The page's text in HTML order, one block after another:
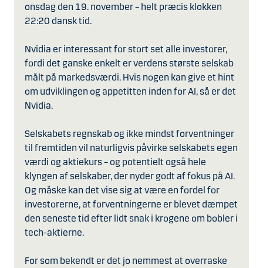
onsdag den 19. november – helt præcis klokken
22:20 dansk tid.
Nvidia er interessant for stort set alle investorer,
fordi det ganske enkelt er verdens største selskab
målt på markedsværdi. Hvis nogen kan give et hint
om udviklingen og appetitten inden for AI, så er det
Nvidia.
Selskabets regnskab og ikke mindst forventninger
til fremtiden vil naturligvis påvirke selskabets egen
værdi og aktiekurs – og potentielt også hele
klyngen af selskaber, der nyder godt af fokus på AI.
Og måske kan det vise sig at være en fordel for
investorerne, at forventningerne er blevet dæmpet
den seneste tid efter lidt snak i krogene om bobler i
tech-aktierne.
For som bekendt er det jo nemmest at overraske